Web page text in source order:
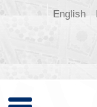
English